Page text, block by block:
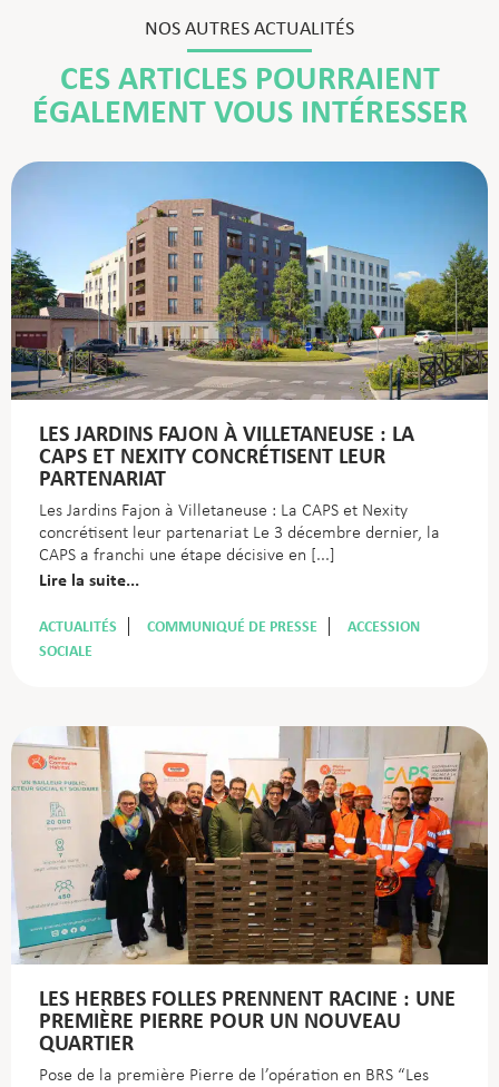
NOS AUTRES ACTUALITÉS
CES ARTICLES POURRAIENT
ÉGALEMENT VOUS INTÉRESSER
LES JARDINS FAJON À VILLETANEUSE : LA
CAPS ET NEXITY CONCRÉTISENT LEUR
PARTENARIAT
Les Jardins Fajon à Villetaneuse : La CAPS et Nexity
concrétisent leur partenariat Le 3 décembre dernier, la
CAPS a franchi une étape décisive en
Lire la suite...
ACTUALITÉS COMMUNIQUÉ DE PRESSE
ACCESSION
SOCIALE
LES HERBES FOLLES PRENNENT RACINE : UNE
PREMIÈRE PIERRE POUR UN NOUVEAU
QUARTIER
Pose de la première Pierre de l’opération en BRS “Les